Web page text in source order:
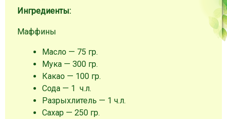
Ингредиенты:
Маффины
Масло — 75 гр.
Мука — 300 гр.
Какао — 100 гр.
Сода — 1 ч.л.
Разрыхлитель — 1 ч.л.
Сахар — 250 гр.